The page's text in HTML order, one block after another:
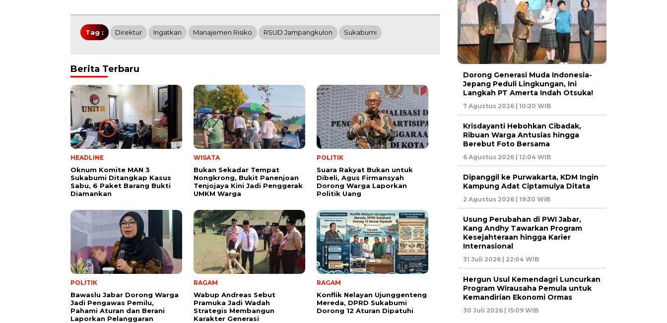
Tag : Direktur Ingatkan Manajemen Risiko RSUD Jampangkulon Sukabumi
Berita Terbaru
HEADLINE
Oknum Komite MAN 3
Sukabumi Ditangkap Kasus
Sabu, 6 Paket Barang Bukti
Diamankan
WISATA
Bukan Sekadar Tempat
Nongkrong, Bukit Panenjoan
Tenjojaya Kini Jadi Penggerak
UMKM Warga
POLITIK
Suara Rakyat Bukan untuk
Dibeli, Agus Firmansyah
Dorong Warga Laporkan
Politik Uang
POLITIK
Bawaslu Jabar Dorong Warga
Jadi Pengawas Pemilu,
Pahami Aturan dan Berani
Laporkan Pelanggaran
RAGAM
Wabup Andreas Sebut
Pramuka Jadi Wadah
Strategis Membangun
Karakter Generasi ‎
RAGAM
Konflik Nelayan Ujunggenteng
Mereda, DPRD Sukabumi
Dorong 12 Aturan Dipatuhi
Dorong Generasi Muda Indonesia-
Jepang Peduli Lingkungan, Ini
Langkah PT Amerta Indah Otsuka!
7 Agustus 2026 | 10:20 WIB
Krisdayanti Hebohkan Cibadak,
Ribuan Warga Antusias hingga
Berebut Foto Bersama
6 Agustus 2026 | 12:04 WIB
Dipanggil ke Purwakarta, KDM Ingin
Kampung Adat Ciptamulya Ditata
2 Agustus 2026 | 19:30 WIB
Usung Perubahan di PWI Jabar,
Kang Andhy Tawarkan Program
Kesejahteraan hingga Karier
Internasional
31 Juli 2026 | 22:04 WIB
Hergun Usul Kemendagri Luncurkan
Program Wirausaha Pemula untuk
Kemandirian Ekonomi Ormas
30 Juli 2026 | 15:09 WIB